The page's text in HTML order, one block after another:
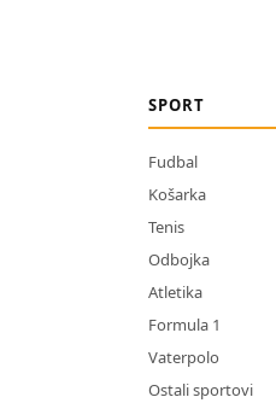
SPORT
Fudbal
Košarka
Tenis
Odbojka
Atletika
Formula 1
Vaterpolo
Ostali sportovi